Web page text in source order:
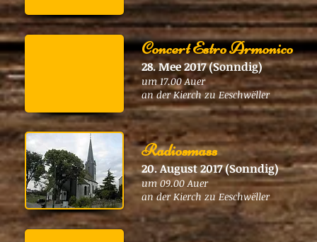
Radiosmass
20. August 2017 (Sonndig)
um 09.00 Auer
an der Kierch zu Eeschwëller
Concert Estro Armonico
28. Mee 2017 (Sonndig)
um 17.00 Auer
an der Kierch zu Eeschwëller